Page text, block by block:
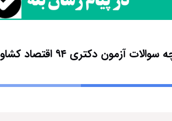
آزمون دکتری ۹۴ اقتصاد کشاورزی کد ۲۴۱۶